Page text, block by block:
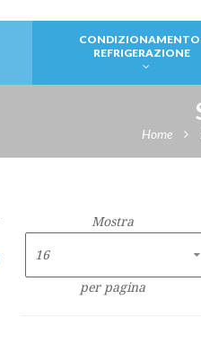
REFRIGERAZIONE
Home
Mostra
per pagina